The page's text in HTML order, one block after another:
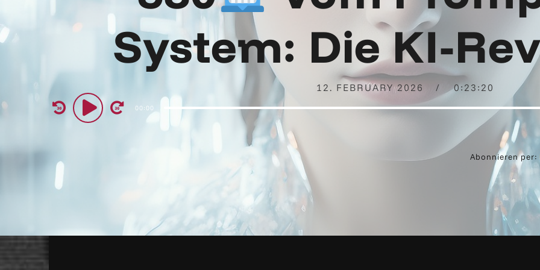
System: Die KI-
12. FEBRUARY 2026 0:23:20
Audio
Player
00:00
Abonnieren per: